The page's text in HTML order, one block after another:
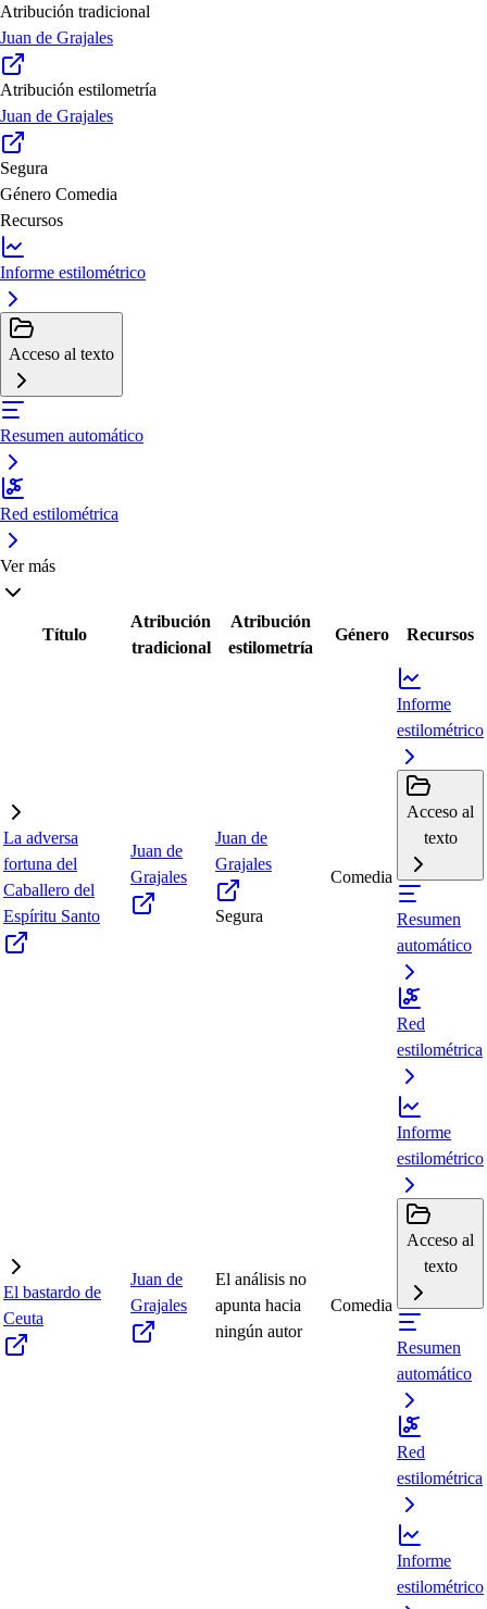
Atribución tradicional
Juan de Grajales
Atribución estilometría
Juan de Grajales
Segura
Género Comedia
Recursos
Informe estilométrico
Acceso al texto
Resumen automático
Red estilométrica
Ver más
Título
Atribución
tradicional
Atribución
estilometría
Género Recursos
La adversa
fortuna del
Caballero del
Espíritu Santo
Juan de
Grajales
Juan de
Grajales
Segura
Comedia
Informe
estilométrico
Acceso al
texto
Resumen
automático
Red
estilométrica
El bastardo de
Ceuta
Juan de
Grajales
El análisis no
apunta hacia
ningún autor
Comedia
Informe
estilométrico
Acceso al
texto
Resumen
automático
Red
estilométrica
Informe
estilométrico